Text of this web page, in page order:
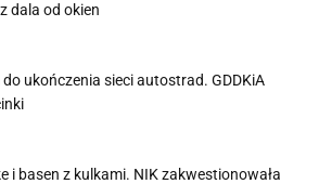
dala od okien
ukończenia sieci autostrad. GDDKiA
i basen z kulkami. NIK zakwestionowała